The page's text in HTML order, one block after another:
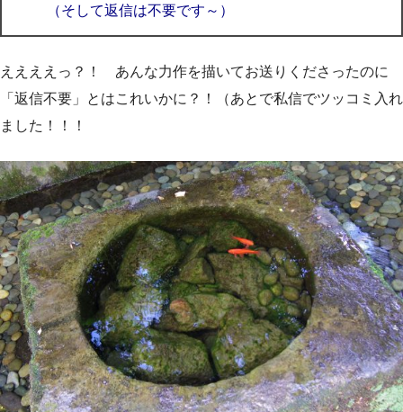
（そして返信は不要です～）
ええええっ？！ あんな力作を描いてお送りくださったのに
「返信不要」とはこれいかに？！（あとで私信でツッコミ入れ
ました！！！